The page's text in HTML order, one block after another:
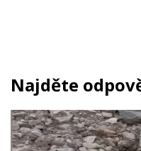
Najděte